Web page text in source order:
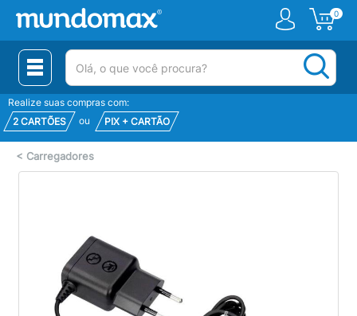
0
(pesquisar)
Realize suas compras com:
2 CARTÕES
ou PIX + CARTÃO
< Carregadores